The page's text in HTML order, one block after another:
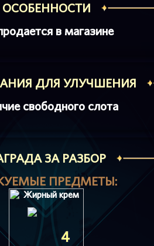
ОСОБЕННОСТИ
в магазине
ДЛЯ УЛУЧШЕНИЯ
свободного слота
ЗА РАЗБОР
ПРЕДМЕТЫ:
4